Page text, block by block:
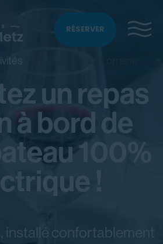
RÉSERVER
un repas
à bord de
100%
!
installé confortablement